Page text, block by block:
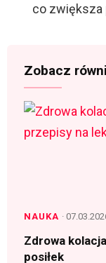
co zwiększa
Zobacz
NAUKA ·
Zdrowa
posiłek